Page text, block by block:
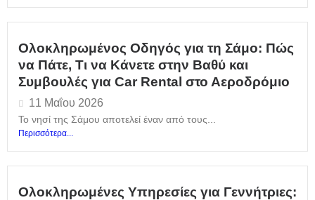
Ολοκληρωμένος Οδηγός για τη Σάμο: Πώς
να Πάτε, Τι να Κάνετε στην Βαθύ και
Συμβουλές για Car Rental στο Αεροδρόμιο
11 Μαΐου 2026
Το νησί της Σάμου αποτελεί έναν από τους...
Περισσότερα...
Ολοκληρωμένες Υπηρεσίες για Γεννήτριες: